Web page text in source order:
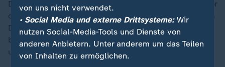
Die Präfektur von Hochsavoyen warnte unterdessen vor
der erhöhten Gefahr von Lawinenabgängen. Bereits am
Dienstag war im Mont-Blanc-Massiv ein 55 Jahre alter
britischer Skifahrer von einer Lawine erfasst worden
und ums Leben gekommen.
von uns nicht verwendet.
• Social Media und externe Drittsysteme:Wir
nutzen Social-Media-Tools und Dienste von
anderen Anbietern. Unter anderem um das Teilen
von Inhalten zu ermöglichen.